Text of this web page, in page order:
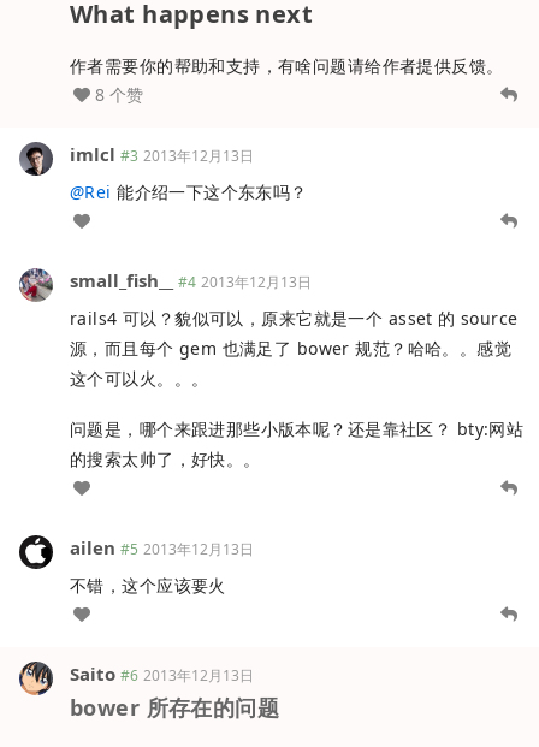
What happens next
作者需要你的帮助和支持，有啥问题请给作者提供反馈。
8 个赞
imlcl #3 2013年12月13日
@Rei 能介绍一下这个东东吗？
small_fish__ #4 2013年12月13日
rails4 可以？貌似可以，原来它就是一个 asset 的 source
源，而且每个 gem 也满足了 bower 规范？哈哈。。感觉
这个可以火。。。
问题是，哪个来跟进那些小版本呢？还是靠社区？ bty:网站
的搜索太帅了，好快。。
ailen #5 2013年12月13日
不错，这个应该要火
Saito #6 2013年12月13日
bower 所存在的问题